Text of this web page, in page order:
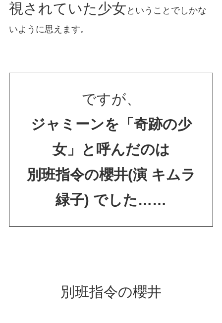
視されていた少女 ということでしかな
いように思えます。
ですが、
ジャミーンを「奇跡の少
女」と呼んだのは
別班指令の櫻井(演 キムラ
緑子) でした……
別班指令の櫻井